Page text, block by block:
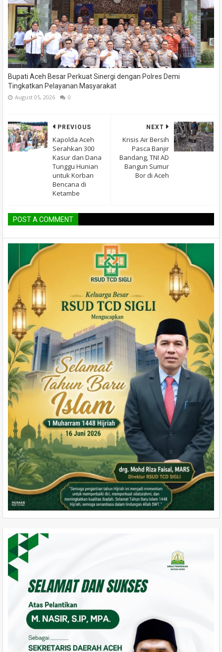
Bupati Aceh Besar Perkuat Sinergi dengan Polres Demi
Tingkatkan Pelayanan Masyarakat
August 05, 2026 0
NEXT
Krisis Air Bersih
Pasca Banjir
Bandang, TNI AD
Bangun Sumur
Bor di Aceh
PREVIOUS
Kapolda Aceh
Serahkan 300
Kasur dan Dana
Tunggu Hunian
untuk Korban
Bencana di
Ketambe
POST A COMMENT